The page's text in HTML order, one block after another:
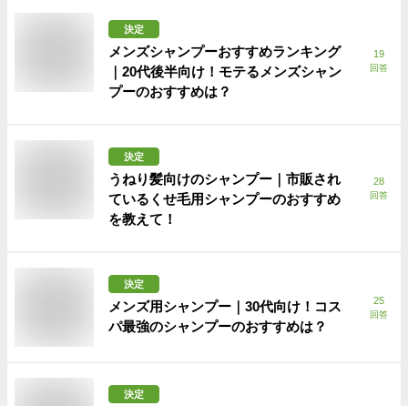
決定
メンズシャンプーおすすめランキング
｜20代後半向け！モテるメンズシャン
プーのおすすめは？
19
回答
決定
うねり髪向けのシャンプー｜市販され
ているくせ毛用シャンプーのおすすめ
を教えて！
28
回答
決定
メンズ用シャンプー｜30代向け！コス
パ最強のシャンプーのおすすめは？
25
回答
決定